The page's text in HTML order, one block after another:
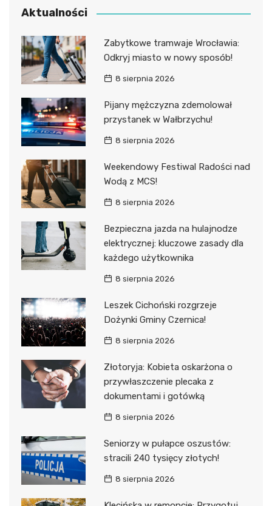
Aktualności
Zabytkowe tramwaje Wrocławia:
Odkryj miasto w nowy sposób!
8 sierpnia 2026
Pijany mężczyzna zdemolował
przystanek w Wałbrzychu!
8 sierpnia 2026
Weekendowy Festiwal Radości nad
Wodą z MCS!
8 sierpnia 2026
Bezpieczna jazda na hulajnodze
elektrycznej: kluczowe zasady dla
każdego użytkownika
8 sierpnia 2026
Leszek Cichoński rozgrzeje
Dożynki Gminy Czernica!
8 sierpnia 2026
Złotoryja: Kobieta oskarżona o
przywłaszczenie plecaka z
dokumentami i gotówką
8 sierpnia 2026
Seniorzy w pułapce oszustów:
stracili 240 tysięcy złotych!
8 sierpnia 2026